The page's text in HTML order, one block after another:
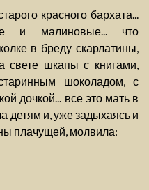
красного бархата...
и малиновые... что
в бреду скарлатины,
свете шкапы с книгами,
шоколадом, с
дочкой... все это мать в
детям и, уже задыхаясь и
плачущей, молвила: